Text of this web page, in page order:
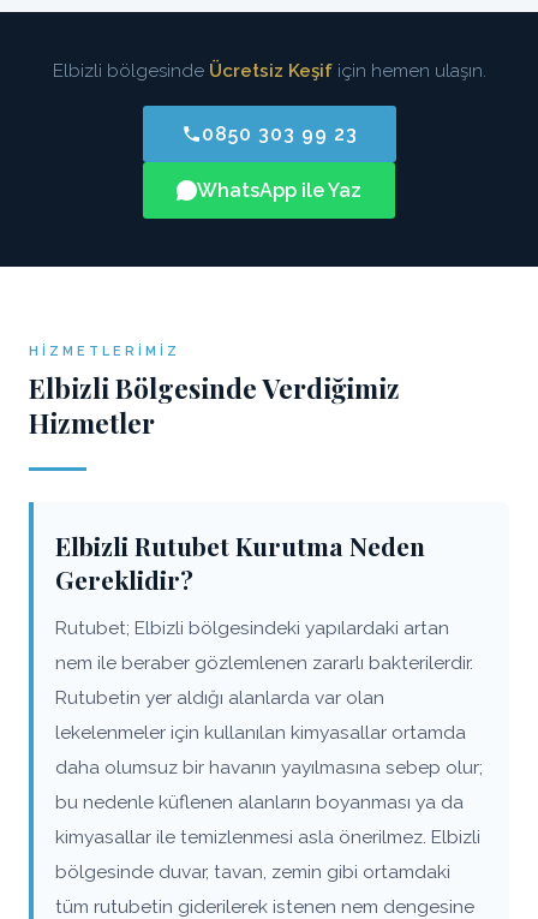
Elbizli bölgesinde Ücretsiz Keşifiçin hemen ulaşın.
0850 303 99 23
WhatsApp ile Yaz
HIZMETLERIMIZ
Elbizli Bölgesinde Verdiğimiz
Hizmetler
Elbizli Rutubet Kurutma Neden
Gereklidir?
Rutubet; Elbizli bölgesindeki yapılardaki artan
nem ile beraber gözlemlenen zararlı bakterilerdir.
Rutubetin yer aldığı alanlarda var olan
lekelenmeler için kullanılan kimyasallar ortamda
daha olumsuz bir havanın yayılmasına sebep olur;
bu nedenle küflenen alanların boyanması ya da
kimyasallar ile temizlenmesi asla önerilmez. Elbizli
bölgesinde duvar, tavan, zemin gibi ortamdaki
tüm rutubetin giderilerek istenen nem dengesine